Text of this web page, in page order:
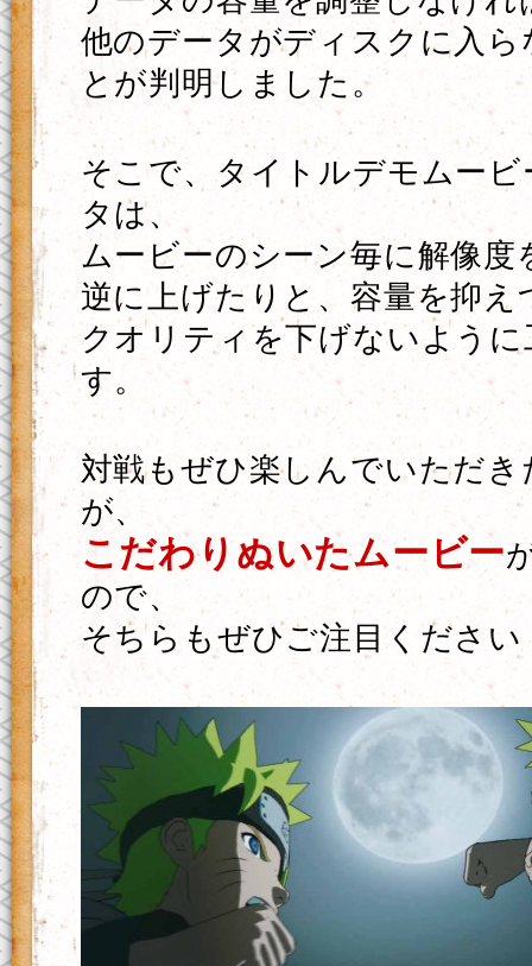
他のデータがディスクに入
とが判明しました。
そこで、タイトルデモムービ
タは、
ムービーのシーン毎に解像度
逆に上げたりと、容量を抑え
クオリティを下げないよう
す。
対戦もぜひ楽しんでいただ
が、
こだわりぬいたムービー
ので、
そちらもぜひご注目ください